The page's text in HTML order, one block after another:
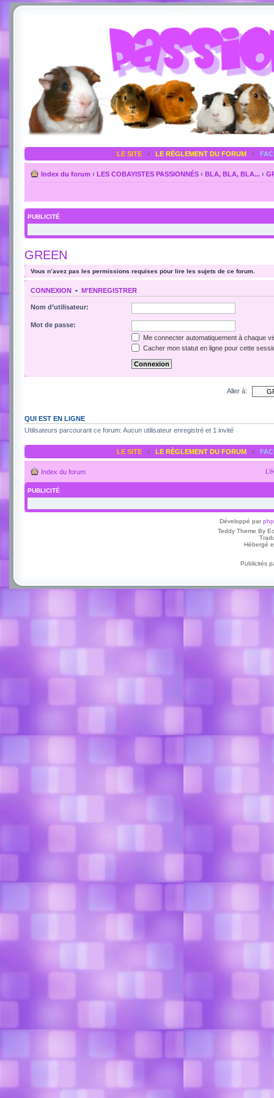
LE SITE ‹ LE RÈGLEMENT DU FORUM ‹
Index du forum ‹ LES COBAYISTES PASSIONNÉS ‹ BLA, BLA, BLA... ‹
PUBLICITÉ
GREEN
Vous n’avez pas les permissions requises pour lire les sujets de ce forum.
CONNEXION • M’ENREGISTRER
Nom d’utilisateur:
Mot de passe:
Me connecter automatiquement à chaque
Cacher mon statut en ligne pour cette
Aller à:
QUI EST EN LIGNE
Utilisateurs parcourant ce forum: Aucun utilisateur enregistré et 1 invité
LE SITE ‹ LE RÈGLEMENT DU FORUM ‹
Index du forum
PUBLICITÉ
Développé par
Teddy Theme By
Hébergé
Publicités